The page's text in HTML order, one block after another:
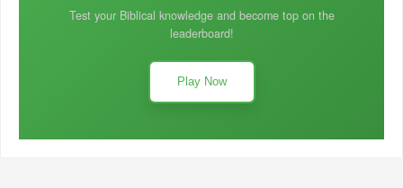
Test your Biblical knowledge and become top on the
leaderboard!
Play Now